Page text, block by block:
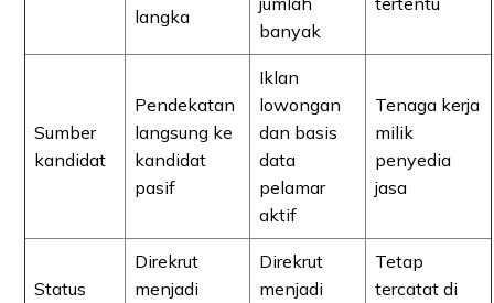
langka
banyak
Sumber
kandidat
Pendekatan
langsung ke
kandidat
pasif
Iklan
lowongan
dan basis
data
pelamar
aktif
Tenaga kerja
milik
penyedia
jasa
Status
Direkrut
menjadi
Direkrut
menjadi
Tetap
tercatat di